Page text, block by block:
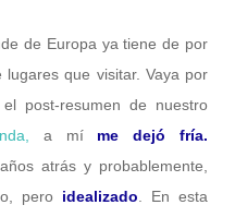
de Europa ya tiene de por
que visitar. Vaya por
post-resumen de nuestro
a mí me dejó fría.
atrás y probablemente,
pero idealizado. En esta